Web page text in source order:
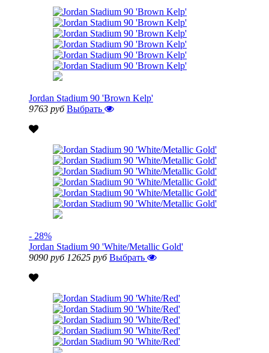
Jordan Stadium 90 'Brown Kelp'
9763 руб Выбрать
- 28%
Jordan Stadium 90 'White/Metallic Gold'
9090 руб 12625 руб Выбрать